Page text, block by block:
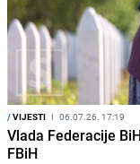
/VIJESTI I 06.07.26. 17:19
Vlada Federacije
FBiH